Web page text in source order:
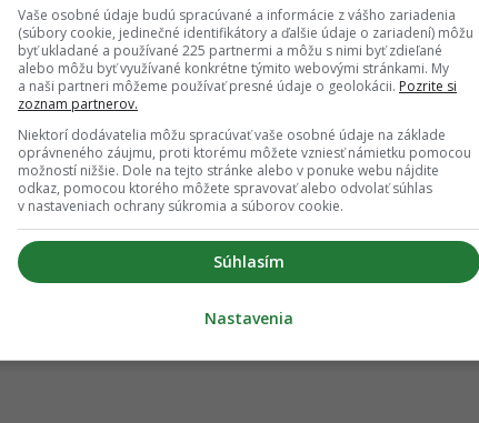
nevzhľadnou budovou na Fajnorom nábreží, v susedstve
či nahradení novostavbou sa rozpráva už roky, zámer však
však tento zdĺhavý proces konečne pokročil, čím sa priblížila
prístavov. Štát prevzal
a hovorí o obrovských zmenách
prístavov. V horizonte niekoľkých rokov až desaťročí by
Pálenisku, ale aj premeniť priestor historického Zimného
získať oba areály pod plnú kontrolu štátu, čo sa podarilo
Vaše osobné údaje budú spracúvané a informácie z vášho zariadenia
(súbory cookie, jedinečné identifikátory a ďalšie údaje o zariadení) môžu
byť ukladané a používané 225 partnermi a môžu s nimi byť zdieľané
alebo môžu byť využívané konkrétne týmito webovými stránkami. My
a naši partneri môžeme používať presné údaje o geolokácii. Pozrite si
zoznam partnerov.
Niektorí dodávatelia môžu spracúvať vaše osobné údaje na základe
oprávneného záujmu, proti ktorému môžete vzniesť námietku pomocou
možností nižšie. Dole na tejto stránke alebo v ponuke webu nájdite
odkaz, pomocou ktorého môžete spravovať alebo odvolať súhlas
v nastaveniach ochrany súkromia a súborov cookie.
Súhlasím
Nastavenia